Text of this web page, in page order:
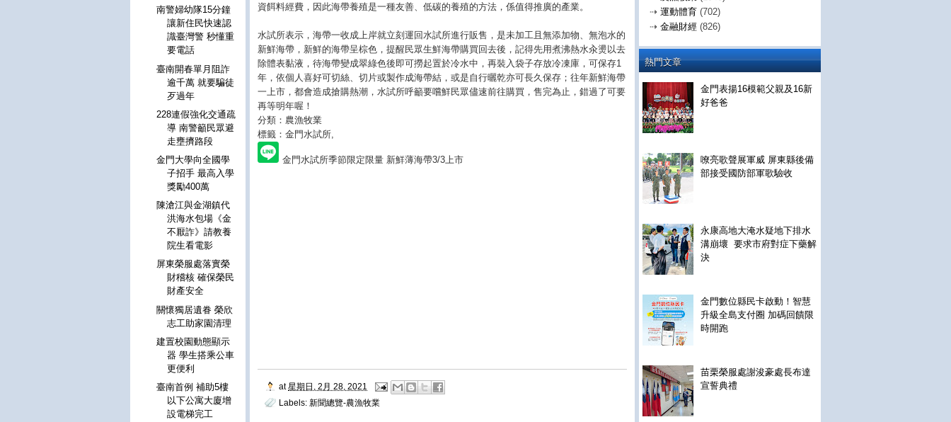
⇢ 運動體育 (702)
⇢ 金融財經 (826)
熱門文章
金門表揚16模範父親及16新
好爸爸
嘹亮歌聲展軍威 屏東縣後備
部接受國防部軍歌驗收
永康高地大淹水疑地下排水
溝崩壞 要求市府對症下藥解
決
金門數位縣民卡啟動！智慧
升級全島支付圈 加碼回饋限
時開跑
苗栗榮服處謝浚豪處長布達
宣誓典禮
資餌料經費，因此海帶養殖是一種友善、低碳的養殖的方法，係值得推廣的產業。
水試所表示，海帶一收成上岸就立刻運回水試所進行販售，是未加工且無添加物、無泡水的
新鮮海帶，新鮮的海帶呈棕色，提醒民眾生鮮海帶購買回去後，記得先用煮沸熱水汆燙以去
除體表黏液，待海帶變成翠綠色後即可撈起置於冷水中，再裝入袋子存放冷凍庫，可保存1
年，依個人喜好可切絲、切片或製作成海帶結，或是自行曬乾亦可長久保存；往年新鮮海帶
一上市，都會造成搶購熱潮，水試所呼籲要嚐鮮民眾儘速前往購買，售完為止，錯過了可要
再等明年喔！
分類：農漁牧業
標籤：金門水試所
金門水試所季節限定限量 新鮮薄海帶3/3上市
at 星期日, 2月 28, 2021
Labels: 新聞總覽-農漁牧業
南警婦幼隊15分鐘
讓新住民快速認
識臺灣警 秒懂重
要電話
臺南開春單月阻詐
逾千萬 就要騙徒
歹過年
228連假強化交通疏
導 南警籲民眾避
走壅擠路段
金門大學向全國學
子招手 最高入學
獎勵400萬
陳滄江與金湖鎮代
洪海水包場《金
不厭詐》請教養
院生看電影
屏東榮服處落實榮
財稽核 確保榮民
財產安全
關懷獨居遺眷 榮欣
志工助家園清理
建置校園動態顯示
器 學生搭乘公車
更便利
臺南首例 補助5樓
以下公寓大廈增
設電梯完工